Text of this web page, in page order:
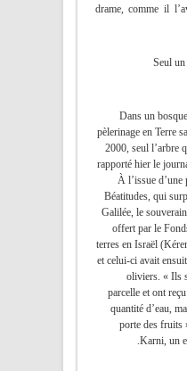
drame, comme il
Seul
Dans un
pèlerinage en Terre
2000, seul l’arbre
rapporté hier le
À l’issue d’une
Béatitudes, qui
Galilée, le
offert par le
terres en Israël
et celui-ci avait
oliviers. « Ils
parcelle et ont
quantité d’eau,
porte des fruits
Karni, un